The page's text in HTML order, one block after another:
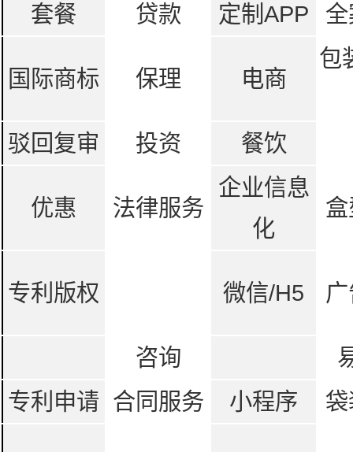
套餐 贷款 定制APP
国际商标 保理 电商
包
驳回复审 投资 餐饮
优惠 法律服务
企业信息
化
专利版权 微信/H5
咨询
专利申请 合同服务 小程序